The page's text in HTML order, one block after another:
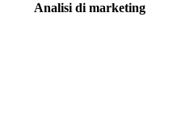
Analisi di marketing